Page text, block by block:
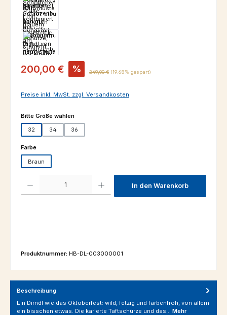
Verkaufspreis:
200,00 € % Regulärer Preis:
249,00 € (19.68% gespart)
Preise inkl. MwSt. zzgl. Versandkosten
Bitte Größe wählenauswählen
32 34 36
Farbeauswählen
Braun
In den Warenkorb
Produktnummer: HB-DL-003000001
Beschreibung
Ein Dirndl wie das Oktoberfest: wild, fetzig und farbenfroh, von allem
ein bisschen etwas. Die karierte Taftschürze und das… Mehr